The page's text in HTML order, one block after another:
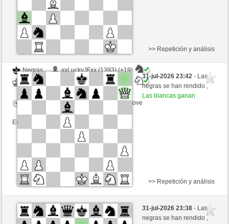
Negras
xxLuckyJFxx (1393) (+19)
Blancas
Lord_of_War (1454) (-19)
Tiempo: 12 minutes/side + 8 seconds/move
Esta partida es por puntos
>> Repetición y análisis
31-jul-2026 23:42- Las
negras se han rendido ,
Las blancas ganan
Negras
izu_nyc (1040) (-3)
Blancas
Lord_of_War (1451) (+3)
>> Repetición y análisis
31-jul-2026 23:38- Las
negras se han rendido ,